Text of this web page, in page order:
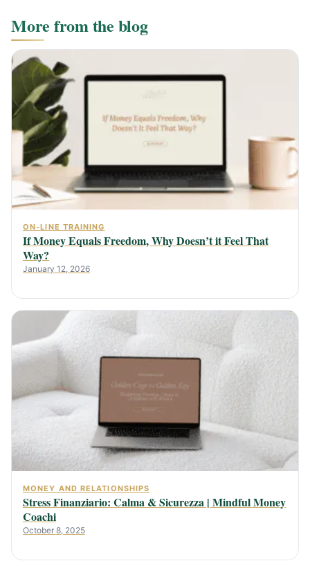
More from the blog
ON-LINE TRAINING
If Money Equals Freedom, Why Doesn’t it Feel That
Way?
January 12, 2026
MONEY AND RELATIONSHIPS
Stress Finanziario: Calma & Sicurezza | Mindful Money
Coachi
October 8, 2025